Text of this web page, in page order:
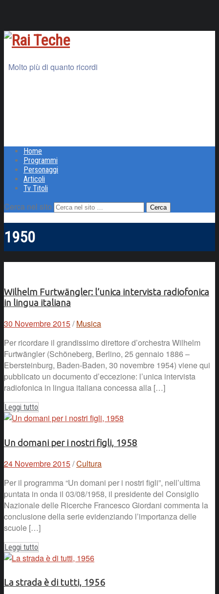
Molto più di quanto ricordi
Home
Programmi
Personaggi
Articoli
Tv Titoli
Cerca nel sito
1950
Wilhelm Furtwängler: l’unica intervista radiofonica
in lingua italiana
30 Novembre 2015/ Musica
Per ricordare il grandissimo direttore d’orchestra Wilhelm
Furtwängler (Schöneberg, Berlino, 25 gennaio 1886 –
Ebersteinburg, Baden-Baden, 30 novembre 1954) viene qui
pubblicato un documento d’eccezione: l’unica intervista
radiofonica in lingua italiana concessa alla […]
Leggi tutto
Un domani per i nostri figli, 1958
24 Novembre 2015/Cultura
Per il programma “Un domani per i nostri figli”, nell’ultima
puntata in onda il 03/08/1958, il presidente del Consiglio
Nazionale delle Ricerche Francesco Giordani commenta la
conclusione della serie evidenziando l’importanza delle
scuole […]
Leggi tutto
La strada è di tutti, 1956